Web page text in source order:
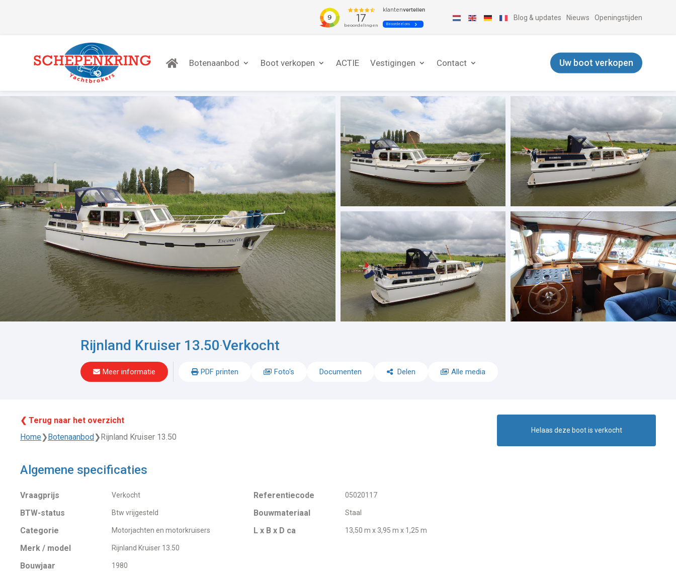
Blog & updates Nieuws Openingstijden
Botenaanbod Boot verkopen ACTIE Vestigingen Contact Uw boot verkopen
Rijnland Kruiser 13.50-Verkocht
Meer informatie PDF printen Foto's Documenten Delen Alle media
❮ Terug naar het overzicht
Home❯Botenaanbod❯Rijnland Kruiser 13.50
Algemene specificaties
Vraagprijs Verkocht
BTW-status Btw vrijgesteld
Categorie Motorjachten en motorkruisers
Merk / model Rijnland Kruiser 13.50
Bouwjaar 1980
Referentiecode 05020117
Bouwmateriaal Staal
L x B x D ca 13,50 m x 3,95 m x 1,25 m
Helaas deze boot is verkocht